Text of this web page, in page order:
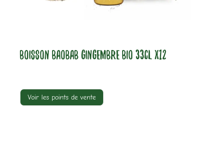
BOISSON BAOBAB GINGEMBRE BIO 33CL X12
Voir les points de vente